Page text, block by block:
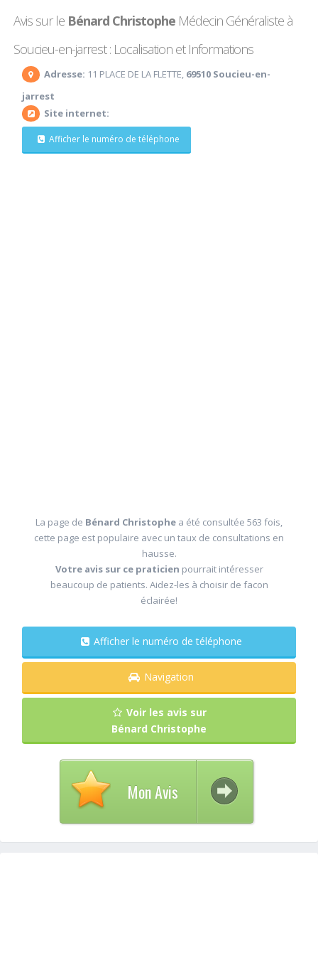
Avis sur le Bénard Christophe Médecin Généraliste à
Soucieu-en-jarrest : Localisation et Informations
Adresse: 11 PLACE DE LA FLETTE, 69510 Soucieu-en-
jarrest
Site internet:
Afficher le numéro de téléphone
La page de Bénard Christophe a été consultée 563 fois,
cette page est populaire avec un taux de consultations en
hausse.
Votre avis sur ce praticien pourrait intéresser
beaucoup de patients. Aidez-les à choisir de facon
éclairée!
Afficher le numéro de téléphone
Navigation
Voir les avis sur
Bénard Christophe
Mon Avis